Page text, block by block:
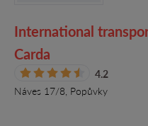
International
Carda
4.2
Náves 17/8, Popůvky